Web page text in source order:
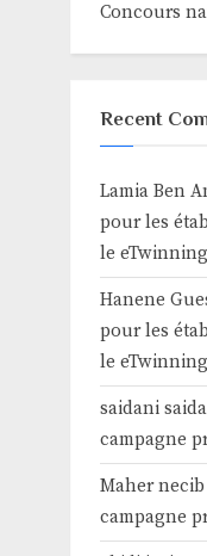
Concours
Recent
Lamia Ben
pour les
le
Hanene
pour les
le
saidani saida
campagne
Maher necib
campagne